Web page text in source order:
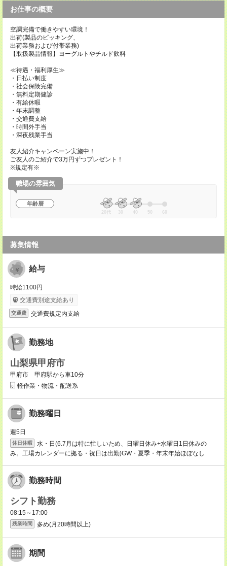
お仕事の概要
空調完備で働きやすい環境！
出荷(製品のピッキング、
出荷業務および付帯業務)
【取扱製品情報】ヨーグルトやチルド飲料
≪待遇・福利厚生≫
・日払い制度
・社会保険完備
・無料定期健診
・有給休暇
・年末調整
・交通費支給
・時間外手当
・深夜残業手当
友人紹介キャンペーン実施中！
ご友人のご紹介で3万円ずつプレゼント！
※規定有※
職場の雰囲気
年齢層
20代 30 40 50 60
募集情報
給与
時給1100円
交通費別途支給あり
交通費 交通費規定内支給
勤務地
山梨県甲府市
甲府市 甲府駅から車10分
軽作業・物流・配送系
勤務曜日
週5日
休日休暇
水・日(6.7月は特に忙しいため、日曜日休み+水曜日1日休みの
み。工場カレンダーに拠る・祝日は出勤)GW・夏季・年末年始ほぼなし
勤務時間
シフト勤務
08:15～17:00
残業時間 多め(月20時間以上)
期間